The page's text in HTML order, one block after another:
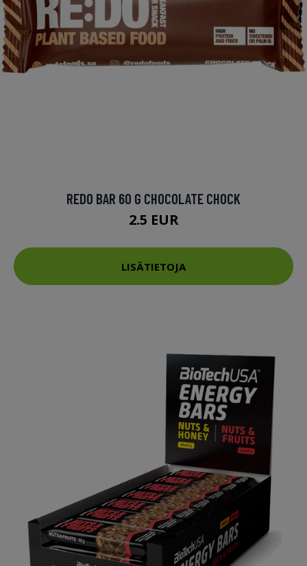
REDO BAR 60 G CHOCOLATE CHOCK
2.5 EUR
LISÄTIETOJA